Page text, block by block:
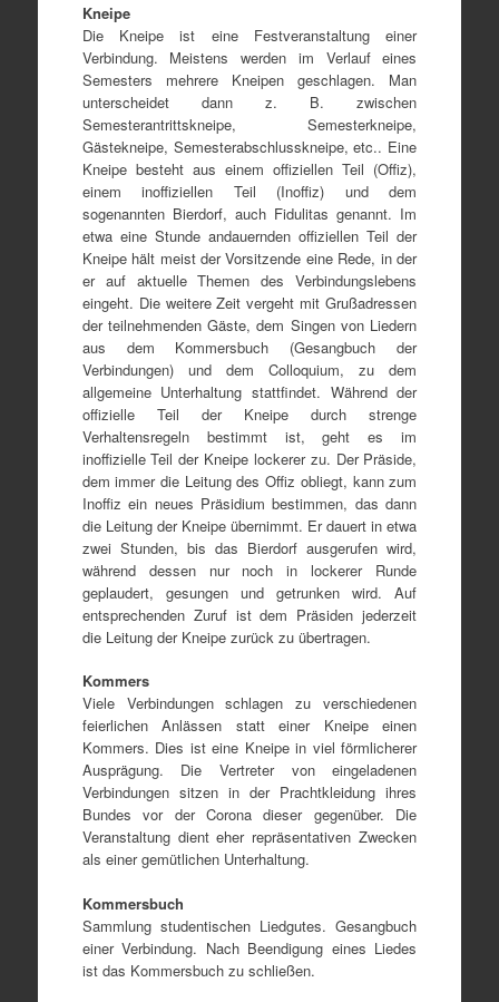
Kneipe
Die Kneipe ist eine Festveranstaltung einer
Verbindung. Meistens werden im Verlauf eines
Semesters mehrere Kneipen geschlagen. Man
unterscheidet dann z. B. zwischen
Semesterantrittskneipe, Semesterkneipe,
Gästekneipe, Semesterabschlusskneipe, etc.. Eine
Kneipe besteht aus einem offiziellen Teil (Offiz),
einem inoffiziellen Teil (Inoffiz) und dem
sogenannten Bierdorf, auch Fidulitas genannt. Im
etwa eine Stunde andauernden offiziellen Teil der
Kneipe hält meist der Vorsitzende eine Rede, in der
er auf aktuelle Themen des Verbindungslebens
eingeht. Die weitere Zeit vergeht mit Grußadressen
der teilnehmenden Gäste, dem Singen von Liedern
aus dem Kommersbuch (Gesangbuch der
Verbindungen) und dem Colloquium, zu dem
allgemeine Unterhaltung stattfindet. Während der
offizielle Teil der Kneipe durch strenge
Verhaltensregeln bestimmt ist, geht es im
inoffizielle Teil der Kneipe lockerer zu. Der Präside,
dem immer die Leitung des Offiz obliegt, kann zum
Inoffiz ein neues Präsidium bestimmen, das dann
die Leitung der Kneipe übernimmt. Er dauert in etwa
zwei Stunden, bis das Bierdorf ausgerufen wird,
während dessen nur noch in lockerer Runde
geplaudert, gesungen und getrunken wird. Auf
entsprechenden Zuruf ist dem Präsiden jederzeit
die Leitung der Kneipe zurück zu übertragen.
Kommers
Viele Verbindungen schlagen zu verschiedenen
feierlichen Anlässen statt einer Kneipe einen
Kommers. Dies ist eine Kneipe in viel förmlicherer
Ausprägung. Die Vertreter von eingeladenen
Verbindungen sitzen in der Prachtkleidung ihres
Bundes vor der Corona dieser gegenüber. Die
Veranstaltung dient eher repräsentativen Zwecken
als einer gemütlichen Unterhaltung.
Kommersbuch
Sammlung studentischen Liedgutes. Gesangbuch
einer Verbindung. Nach Beendigung eines Liedes
ist das Kommersbuch zu schließen.